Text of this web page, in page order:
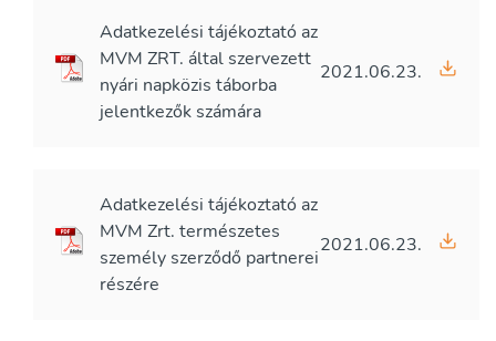
Adatkezelési tájékoztató az
MVM ZRT. által szervezett
nyári napközis táborba
jelentkezők számára
2021.06.23.
Adatkezelési tájékoztató az
MVM Zrt. természetes
személy szerződő partnerei
részére
2021.06.23.